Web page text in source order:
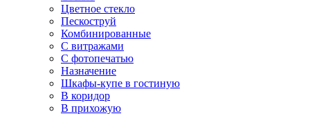
Цветное стекло
Пескоструй
Комбинированные
С витражами
С фотопечатью
Назначение
Шкафы-купе в гостиную
В коридор
В прихожую